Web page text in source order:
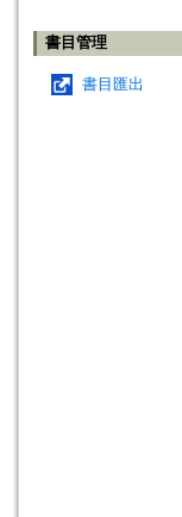
書目管理
書目匯出